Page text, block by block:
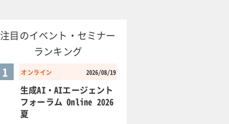
注目のイベント・セミナー
ランキング
オンライン 2026/08/19
1
生成AI・AIエージェント
フォーラム Online 2026
夏